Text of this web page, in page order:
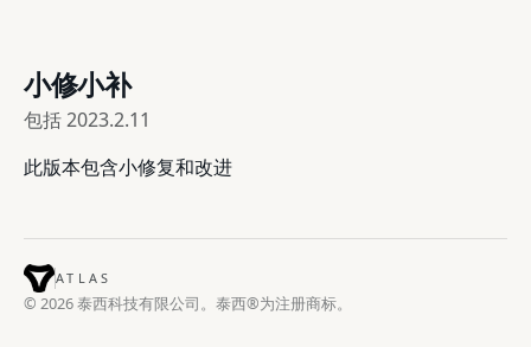
小修小补
包括2023.2.11
此版本包含小修复和改进
ATLAS
© 2026 泰西科技有限公司。泰西®为注册商标。